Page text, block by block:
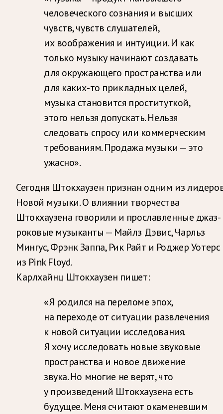
человеческого сознания и высших
чувств, чувств слушателей,
их воображения и интуиции. И как
только музыку начинают создавать
для окружающего пространства или
для каких-то прикладных целей,
музыка становится проституткой,
этого нельзя допускать. Нельзя
следовать спросу или коммерческим
требованиям. Продажа музыки — это
ужасно».
Сегодня Штокхаузен признан одним из
Новой музыки. О влиянии творчества
Штокхаузена говорили и прославленные джаз-
роковые музыканты — Майлз Дэвис, Чарльз
Мингус, Фрэнк Заппа, Рик Райт и Роджер Уотерс
из Pink Floyd.
Карлхайнц Штокхаузен пишет:
«Я родился на переломе эпох,
на переходе от ситуации развлечения
к новой ситуации исследования.
Я хочу исследовать новые звуковые
пространства и новое движение
звука. Но многие не верят, что
у произведений Штокхаузена есть
будущее. Меня считают окаменевшим